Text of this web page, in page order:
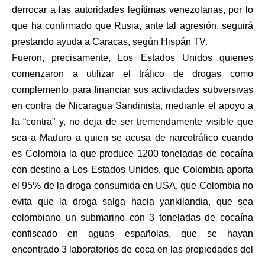
derrocar a las autoridades legítimas venezolanas, por lo
que ha confirmado que Rusia, ante tal agresión, seguirá
prestando ayuda a Caracas, según Hispán TV.
Fueron, precisamente, Los Estados Unidos quienes
comenzaron a utilizar el tráfico de drogas como
complemento para financiar sus actividades subversivas
en contra de Nicaragua Sandinista, mediante el apoyo a
la “contra” y, no deja de ser tremendamente visible que
sea a Maduro a quien se acusa de narcotráfico cuando
es Colombia la que produce 1200 toneladas de cocaína
con destino a Los Estados Unidos, que Colombia aporta
el 95% de la droga consumida en USA, que Colombia no
evita que la droga salga hacia yankilandia, que sea
colombiano un submarino con 3 toneladas de cocaína
confiscado en aguas españolas, que se hayan
encontrado 3 laboratorios de coca en las propiedades del